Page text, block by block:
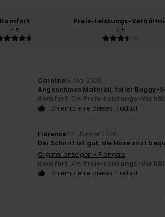
Komfort
4.5
Preis-Leistungs-
3.5
Caroline6. Mai 2026
Angenehmes Material, toller Baggy-
Komfort: 5/5 Preis-Leistungs-
Ich empfehle dieses Produkt
Florence20. Jänner 2026
Der Schnitt ist gut, die Hose sitzt
Original anzeigen - Français
Komfort: 4/5 Preis-Leistungs-
Ich empfehle dieses Produkt